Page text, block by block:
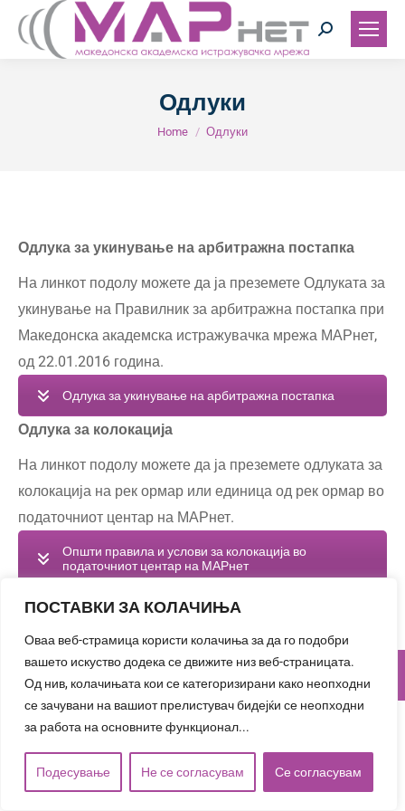
ПОСТАВКИ ЗА КОЛАЧИЊА
Оваа веб-страмица користи колачиња за да го подобри
вашето искуство додека се движите низ веб-страницата.
Од нив, колачињата кои се категоризирани како неопходни
се зачувани на вашиот прелистувач бидејќи се неопходни
за работа на основните функционал...
Подесување Не се согласувам Се согласувам
Search:
Одлуки
You are here:
Home Одлуки
Одлука за укинување на арбитражна постапка
На линкот подолу можете да ја преземете Одлуката за
укинување на Правилник за арбитражна постапка при
Македонска академска истражувачка мрежа МАРнет,
од 22.01.2016 година.
Одлука за укинување на арбитражна постапка
Одлука за колокација
На линкот подолу можете да ја преземете одлуката за
колокација на рек ормар или единица од рек ормар во
податочниот центар на МАРнет.
Општи правила и услови за колокација во
податочниот центар на МАРнет
Copyright
2026 МАРнет
Мени